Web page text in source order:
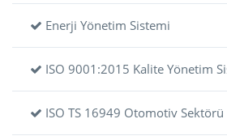
Enerji Yönetim Sistemi
ISO 9001:2015 Kalite Yönetim
ISO TS 16949 Otomotiv Sektörü